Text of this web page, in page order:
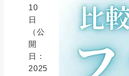
10
日
（公
開
日：
2025